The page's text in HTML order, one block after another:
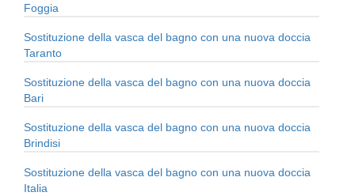
Foggia
Sostituzione della vasca del bagno con una nuova doccia
Taranto
Sostituzione della vasca del bagno con una nuova doccia
Bari
Sostituzione della vasca del bagno con una nuova doccia
Brindisi
Sostituzione della vasca del bagno con una nuova doccia
Italia